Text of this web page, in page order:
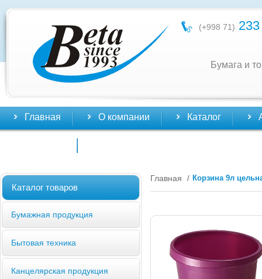
(+998 71)
Бумага и
Главная О компании Каталог
Каталог товаров
Бумажная продукция
Бытовая техника
Канцелярская продукция
Главная / Корзина 9л